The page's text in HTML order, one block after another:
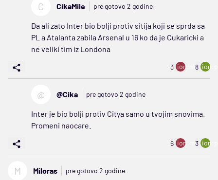
C CikaMile pre gotovo 2 godine
Da ali zato Inter bio bolji protiv sitija koji se sprda sa
PL a Atalanta zabila Arsenal u 16 ko da je Cukaricki a
ne veliki tim iz Londona
3 ion:minus
8
@ @Cika pre gotovo 2 godine
Inter je bio bolji protiv Citya samo u tvojim snovima.
Promeni naocare.
6 ion:minus
3
M Miloras pre gotovo 2 godine